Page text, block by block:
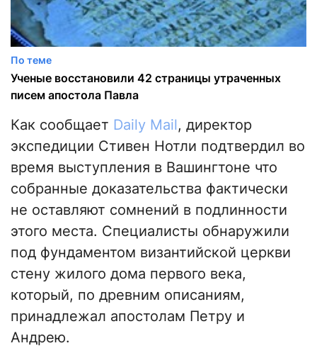
По теме
Ученые восстановили 42 страницы утраченных
писем апостола Павла
Как сообщает Daily Mail, директор
экспедиции Стивен Нотли подтвердил во
время выступления в Вашингтоне что
собранные доказательства фактически
не оставляют сомнений в подлинности
этого места. Специалисты обнаружили
под фундаментом византийской церкви
стену жилого дома первого века,
который, по древним описаниям,
принадлежал апостолам Петру и
Андрею.